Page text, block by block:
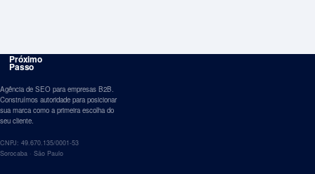
Próximo
Passo
Agência de SEO para empresas B2B.
Construímos autoridade para posicionar
sua marca como a primeira escolha do
seu cliente.
CNPJ: 49.670.135/0001-53
Sorocaba · São Paulo